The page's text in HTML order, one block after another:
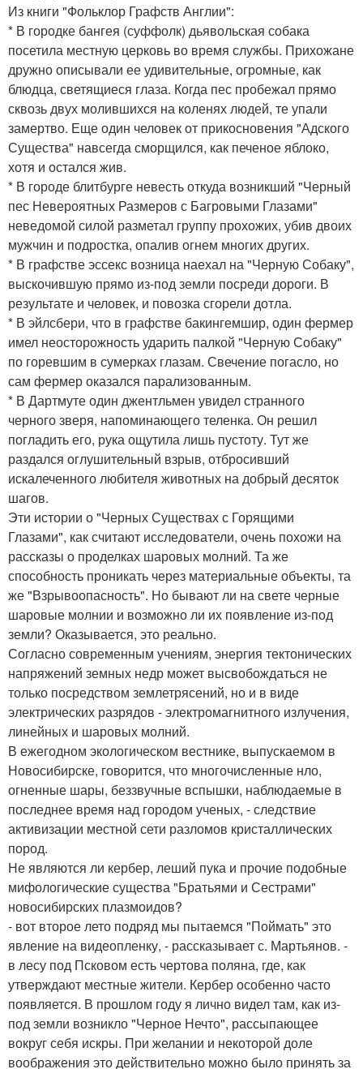
Из книги "Фольклор Графств Англии":
* В городке бангея (суффолк) дьявольская собака
посетила местную церковь во время службы. Прихожане
дружно описывали ее удивительные, огромные, как
блюдца, светящиеся глаза. Когда пес пробежал прямо
сквозь двух молившихся на коленях людей, те упали
замертво. Еще один человек от прикосновения "Адского
Существа" навсегда сморщился, как печеное яблоко,
хотя и остался жив.
* В городе блитбурге невесть откуда возникший "Черный
пес Невероятных Размеров с Багровыми Глазами"
неведомой силой разметал группу прохожих, убив двоих
мужчин и подростка, опалив огнем многих других.
* В графстве эссекс возница наехал на "Черную Собаку",
выскочившую прямо из-под земли посреди дороги. В
результате и человек, и повозка сгорели дотла.
* В эйлсбери, что в графстве бакингемшир, один фермер
имел неосторожность ударить палкой "Черную Собаку"
по горевшим в сумерках глазам. Свечение погасло, но
сам фермер оказался парализованным.
* В Дартмуте один джентльмен увидел странного
черного зверя, напоминающего теленка. Он решил
погладить его, рука ощутила лишь пустоту. Тут же
раздался оглушительный взрыв, отбросивший
искалеченного любителя животных на добрый десяток
шагов.
Эти истории о "Черных Существах с Горящими
Глазами", как считают исследователи, очень похожи на
рассказы о проделках шаровых молний. Та же
способность проникать через материальные объекты, та
же "Взрывоопасность". Но бывают ли на свете черные
шаровые молнии и возможно ли их появление из-под
земли? Оказывается, это реально.
Согласно современным учениям, энергия тектонических
напряжений земных недр может высвобождаться не
только посредством землетрясений, но и в виде
электрических разрядов - электромагнитного излучения,
линейных и шаровых молний.
В ежегодном экологическом вестнике, выпускаемом в
Новосибирске, говорится, что многочисленные нло,
огненные шары, беззвучные вспышки, наблюдаемые в
последнее время над городом ученых, - следствие
активизации местной сети разломов кристаллических
пород.
Не являются ли кербер, леший пука и прочие подобные
мифологические существа "Братьями и Сестрами"
новосибирских плазмоидов?
- вот второе лето подряд мы пытаемся "Поймать" это
явление на видеопленку, - рассказывает с. Мартьянов. -
в лесу под Псковом есть чертова поляна, где, как
утверждают местные жители. Кербер особенно часто
появляется. В прошлом году я лично видел там, как из-
под земли возникло "Черное Нечто", рассыпающее
вокруг себя искры. При желании и некоторой доле
воображения это действительно можно было принять за